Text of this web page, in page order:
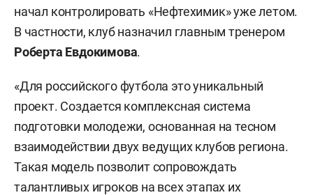
начал контролировать «Нефтехимик» уже летом.
В частности, клуб назначил главным тренером
Роберта Евдокимова.
«Для российского футбола это уникальный
проект. Создается комплексная система
подготовки молодежи, основанная на тесном
взаимодействии двух ведущих клубов региона.
Такая модель позволит сопровождать
талантливых игроков на всех этапах их